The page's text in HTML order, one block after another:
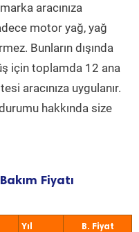
marka aracınıza
motor yağ, yağ
Bunların dışında
için toplamda 12 ana
aracınıza uygulanır.
hakkında size
Fiyatı
Yıl